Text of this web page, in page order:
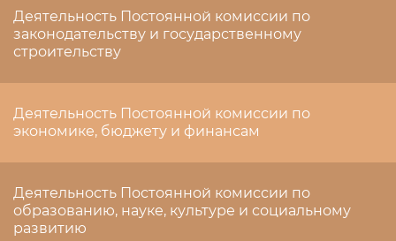
Деятельность Постоянной комиссии по
законодательству и государственному
строительству
Деятельность Постоянной комиссии по
экономике, бюджету и финансам
Деятельность Постоянной комиссии по
образованию, науке, культуре и социальному
развитию